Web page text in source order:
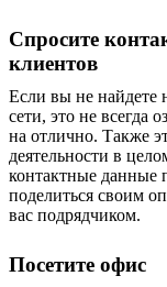
Спросите
клиентов
Если вы не найдете
сети, это не всегда
на отлично. Также
деятельности в
контактные данные
поделиться своим
вас подрядчиком.
Посетите офис